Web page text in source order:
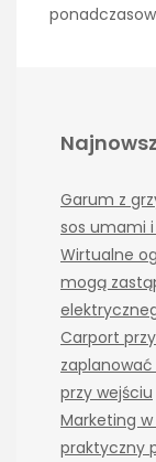
Garum z
sos umami
Wirtualne
mogą
Carport
przy wejściu
Marketing
praktyczny